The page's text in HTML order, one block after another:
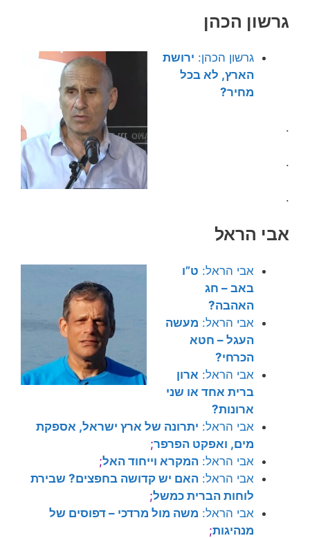
גרשון הכהן
גרשון הכהן: ירושת
הארץ, לא בכל
מחיר?
.
.
.
אבי הראל
אבי הראל: ט”ו
באב – חג
האהבה?
אבי הראל: מעשה
העגל – חטא
הכרחי?
אבי הראל: ארון
ברית אחד או שני
ארונות?
אבי הראל: יתרונה של ארץ ישראל, אספקת
מים, ואפקט הפרפר;
אבי הראל: המקרא וייחוד האל;
אבי הראל: האם יש קדושה בחפצים? שבירת
לוחות הברית כמשל;
אבי הראל: משה מול מרדכי – דפוסים של
מנהיגות;